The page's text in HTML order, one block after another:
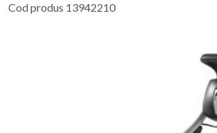
Cod produs 13942210